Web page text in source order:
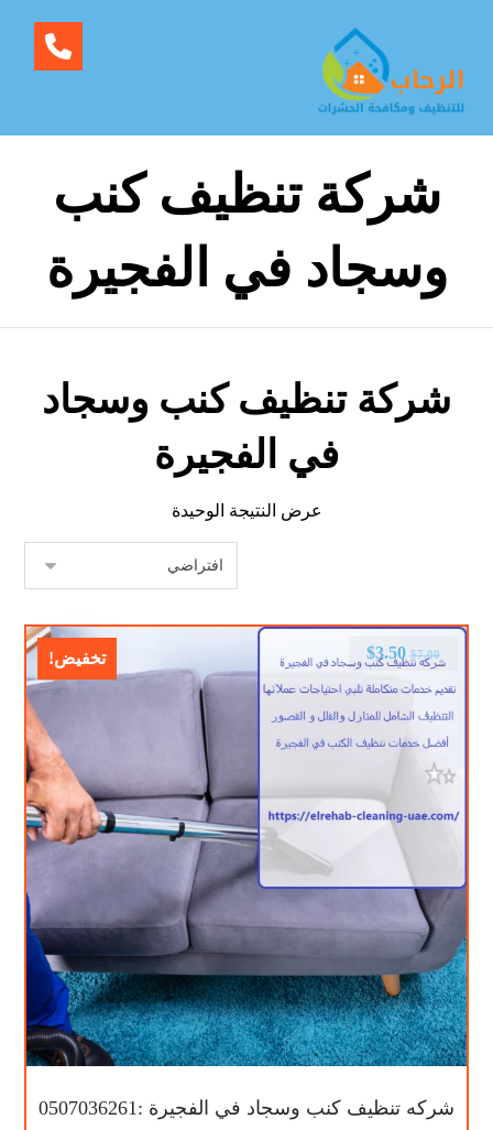
شركة تنظيف كنب
وسجاد في الفجيرة
شركة تنظيف كنب وسجاد
في الفجيرة
عرض النتيجة الوحيدة
تخفيض!
شركه تنظيف كنب وسجاد في الفجيرة :0507036261
$7.00
$3.50